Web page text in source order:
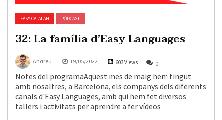
EASY CATALAN PÒDCAST
32: La família d’Easy Languages
Andreu 19/05/2022 603 Views 0
Notes del programaAquest mes de maig hem tingut
amb nosaltres, a Barcelona, els companys dels diferents
canals d'Easy Languages, amb qui hem fet diversos
tallers i activitats per aprendre a fer vídeos